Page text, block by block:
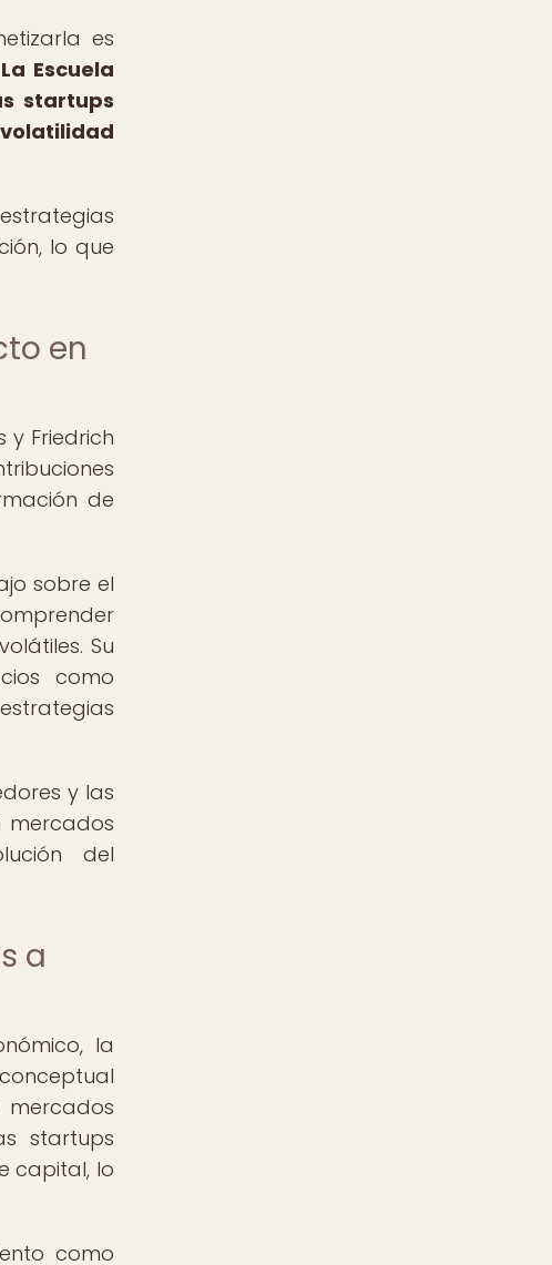
es
La Escuela
startups
lo que
en
y Friedrich
de
sobre el
Su
como
y las
mercados
del
a
la
startups
capital, lo
como